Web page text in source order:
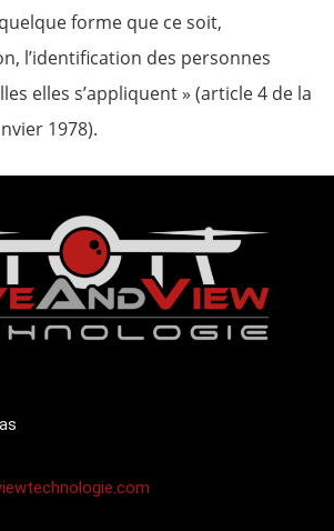
forme que ce soit,
l’identification des personnes
elles s’appliquent » (article 4 de la
1978).